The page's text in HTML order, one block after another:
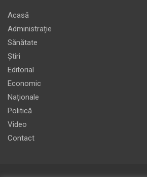
Acasă
Administrație
Sănătate
Știri
Editorial
Economic
Naționale
Politică
Video
Contact